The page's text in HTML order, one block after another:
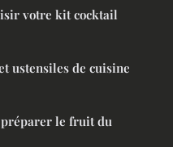
votre kit cocktail
ustensiles de cuisine
préparer le fruit du